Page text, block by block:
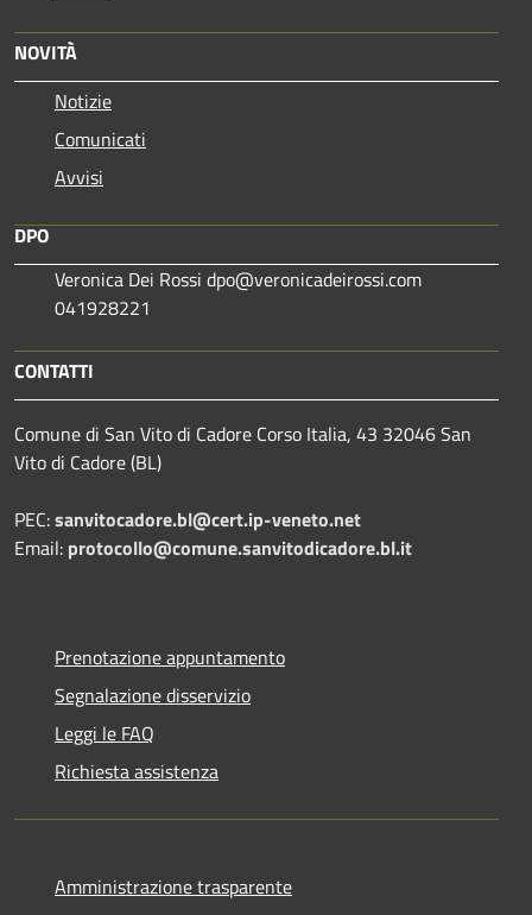
NOVITÀ
Notizie
Comunicati
Avvisi
DPO
Veronica Dei Rossi dpo@veronicadeirossi.com
041928221
CONTATTI
Comune di San Vito di Cadore Corso Italia, 43 32046 San
Vito di Cadore (BL)
PEC:sanvitocadore.bl@cert.ip-veneto.net
Email: protocollo@comune.sanvitodicadore.bl.it
Prenotazione appuntamento
Segnalazione disservizio
Leggi le FAQ
Richiesta assistenza
Amministrazione trasparente